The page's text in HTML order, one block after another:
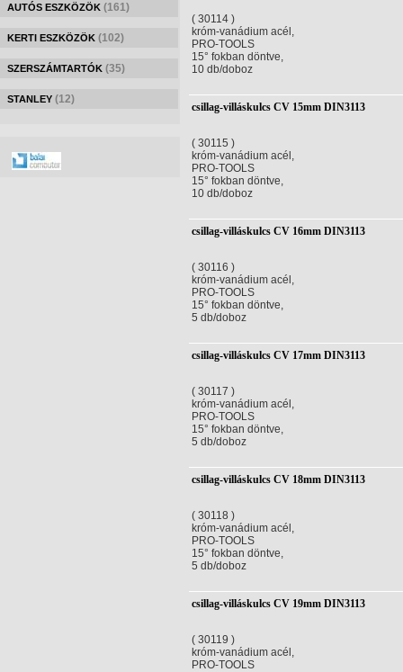
AUTÓS ESZKÖZÖK (161)
KERTI ESZKÖZÖK (102)
SZERSZÁMTARTÓK (35)
STANLEY (12)
( 30114 )
króm-vanádium acél,
PRO-TOOLS
15° fokban döntve,
10 db/doboz
csillag-villáskulcs CV 15mm DIN3113
( 30115 )
króm-vanádium acél,
PRO-TOOLS
15° fokban döntve,
10 db/doboz
csillag-villáskulcs CV 16mm DIN3113
( 30116 )
króm-vanádium acél,
PRO-TOOLS
15° fokban döntve,
5 db/doboz
csillag-villáskulcs CV 17mm DIN3113
( 30117 )
króm-vanádium acél,
PRO-TOOLS
15° fokban döntve,
5 db/doboz
csillag-villáskulcs CV 18mm DIN3113
( 30118 )
króm-vanádium acél,
PRO-TOOLS
15° fokban döntve,
5 db/doboz
csillag-villáskulcs CV 19mm DIN3113
( 30119 )
króm-vanádium acél,
PRO-TOOLS